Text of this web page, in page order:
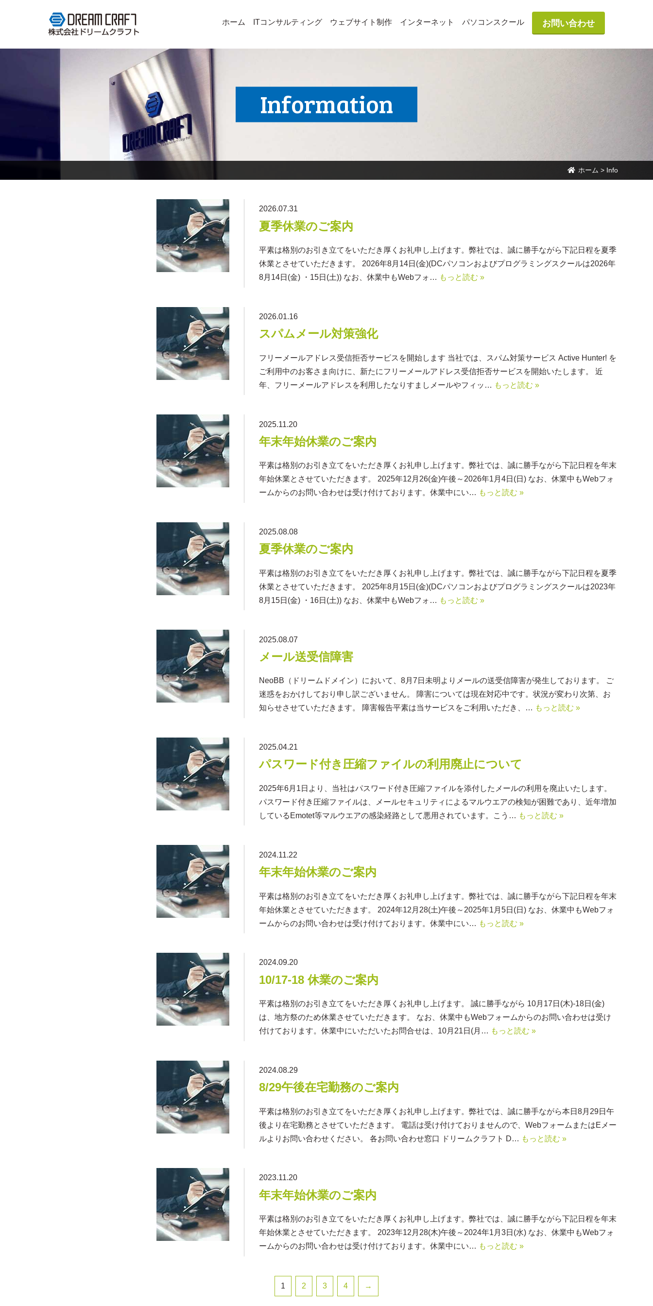
ホーム ITコンサルティング ウェブサイト制作 インターネット パソコンスクール お問い合わせ
Information
ホーム > Info
2026.07.31
夏季休業のご案内
平素は格別のお引き立てをいただき厚くお礼申し上げます。弊社では、誠に勝手ながら下記日程を夏季
休業とさせていただきます。 2026年8月14日(金)(DCパソコンおよびプログラミングスクールは2026年
8月14日(金) ・15日(土)) なお、休業中もWebフォ… もっと読む »
2026.01.16
スパムメール対策強化
フリーメールアドレス受信拒否サービスを開始します 当社では、スパム対策サービス Active Hunter! を
ご利用中のお客さま向けに、新たにフリーメールアドレス受信拒否サービスを開始いたします。 近
年、フリーメールアドレスを利用したなりすましメールやフィッ… もっと読む »
2025.11.20
年末年始休業のご案内
平素は格別のお引き立てをいただき厚くお礼申し上げます。弊社では、誠に勝手ながら下記日程を年末
年始休業とさせていただきます。 2025年12月26(金)午後～2026年1月4日(日) なお、休業中もWebフォ
ームからのお問い合わせは受け付けております。休業中にい… もっと読む »
2025.08.08
夏季休業のご案内
平素は格別のお引き立てをいただき厚くお礼申し上げます。弊社では、誠に勝手ながら下記日程を夏季
休業とさせていただきます。 2025年8月15日(金)(DCパソコンおよびプログラミングスクールは2023年
8月15日(金) ・16日(土)) なお、休業中もWebフォ… もっと読む »
2025.08.07
メール送受信障害
NeoBB（ドリームドメイン）において、8月7日未明よりメールの送受信障害が発生しております。 ご
迷惑をおかけしており申し訳ございません。 障害については現在対応中です。状況が変わり次第、お
知らせさせていただきます。 障害報告平素は当サービスをご利用いただき、… もっと読む »
2025.04.21
パスワード付き圧縮ファイルの利用廃止について
2025年6月1日より、当社はパスワード付き圧縮ファイルを添付したメールの利用を廃止いたします。
パスワード付き圧縮ファイルは、メールセキュリティによるマルウエアの検知が困難であり、近年増加
しているEmotet等マルウエアの感染経路として悪用されています。こう… もっと読む »
2024.11.22
年末年始休業のご案内
平素は格別のお引き立てをいただき厚くお礼申し上げます。弊社では、誠に勝手ながら下記日程を年末
年始休業とさせていただきます。 2024年12月28(土)午後～2025年1月5日(日) なお、休業中もWebフォ
ームからのお問い合わせは受け付けております。休業中にい… もっと読む »
2024.09.20
10/17-18 休業のご案内
平素は格別のお引き立てをいただき厚くお礼申し上げます。 誠に勝手ながら 10月17日(木)-18日(金)
は、地方祭のため休業させていただきます。 なお、休業中もWebフォームからのお問い合わせは受け
付けております。休業中にいただいたお問合せは、10月21日(月… もっと読む »
2024.08.29
8/29午後在宅勤務のご案内
平素は格別のお引き立てをいただき厚くお礼申し上げます。弊社では、誠に勝手ながら本日8月29日午
後より在宅勤務とさせていただきます。 電話は受け付けておりませんので、WebフォームまたはEメー
ルよりお問い合わせください。 各お問い合わせ窓口 ドリームクラフト D… もっと読む »
2023.11.20
年末年始休業のご案内
平素は格別のお引き立てをいただき厚くお礼申し上げます。弊社では、誠に勝手ながら下記日程を年末
年始休業とさせていただきます。 2023年12月28(木)午後～2024年1月3日(水) なお、休業中もWebフォ
ームからのお問い合わせは受け付けております。休業中にい… もっと読む »
1 2 3 4 →